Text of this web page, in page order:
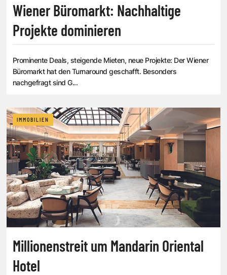
Wiener Büromarkt: Nachhaltige
Projekte dominieren
Prominente Deals, steigende Mieten, neue Projekte: Der Wiener
Büromarkt hat den Turnaround geschafft. Besonders
nachgefragt sind G...
IMMOBILIEN
Millionenstreit um Mandarin Oriental
Hotel